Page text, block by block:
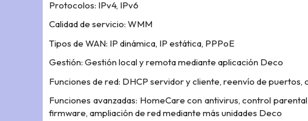
Protocolos: IPv4, IPv6
Calidad de servicio: WMM
Tipos de WAN: IP dinámica, IP estática, PPPoE
Gestión: Gestión local y remota mediante aplicación Deco
Funciones de red: DHCP servidor y cliente, reenvío de
Funciones avanzadas: HomeCare con antivirus, control
firmware, ampliación de red mediante más unidades Deco